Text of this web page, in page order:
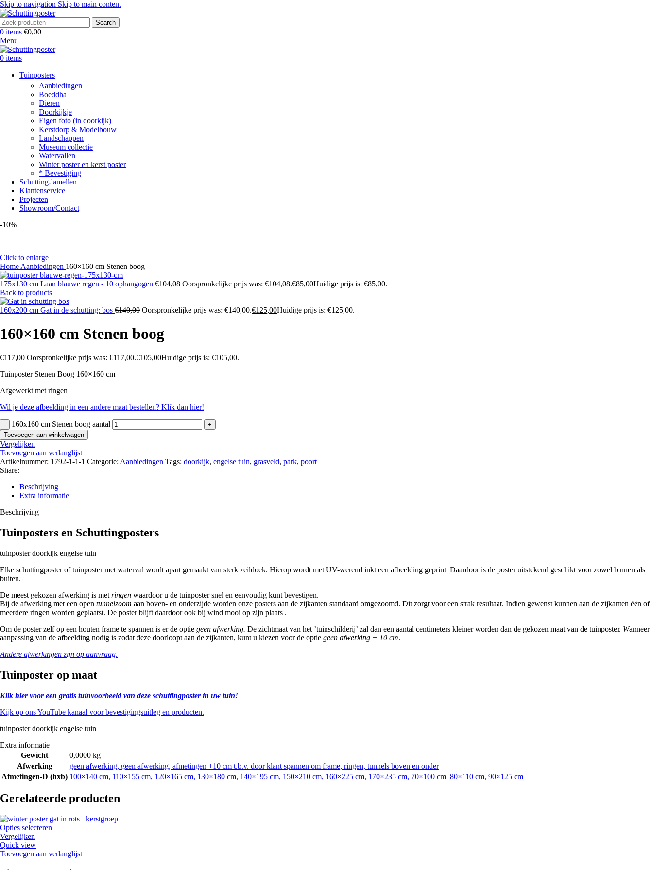
Skip to navigation Skip to main content
Search
0 items €0,00
Menu
0 items
Tuinposters
Aanbiedingen
Boeddha
Dieren
Doorkijkje
Eigen foto (in doorkijk)
Kerstdorp & Modelbouw
Landschappen
Museum collectie
Watervallen
Winter poster en kerst poster
* Bevestiging
Schutting-lamellen
Klantenservice
Projecten
Showroom/Contact
-10%
Click to enlarge
Home Aanbiedingen 160×160 cm Stenen boog
175x130 cm Laan blauwe regen - 10 ophangogen €104,08 Oorspronkelijke prijs was: €104,08.€85,00Huidige prijs is: €85,00.
Back to products
160x200 cm Gat in de schutting: bos €140,00 Oorspronkelijke prijs was: €140,00.€125,00Huidige prijs is: €125,00.
160×160 cm Stenen boog
€117,00 Oorspronkelijke prijs was: €117,00.€105,00Huidige prijs is: €105,00.
Tuinposter Stenen Boog 160×160 cm
Afgewerkt met ringen
Wil je deze afbeelding in een andere maat bestellen? Klik dan hier!
160x160 cm Stenen boog aantal
Toevoegen aan winkelwagen
Vergelijken
Toevoegen aan verlanglijst
Artikelnummer: 1792-1-1-1 Categorie: Aanbiedingen Tags: doorkijk, engelse tuin, grasveld, park, poort
Share:
Beschrijving
Extra informatie
Beschrijving
Tuinposters en Schuttingposters
tuinposter doorkijk engelse tuin
Elke schuttingposter of tuinposter met waterval wordt apart gemaakt van sterk zeildoek. Hierop wordt met UV-werend inkt een afbeelding geprint. Daardoor is de poster uitstekend geschikt voor zowel binnen als
buiten.
De meest gekozen afwerking is met ringen waardoor u de tuinposter snel en eenvoudig kunt bevestigen.
Bij de afwerking met een open tunnelzoom aan boven- en onderzijde worden onze posters aan de zijkanten standaard omgezoomd. Dit zorgt voor een strak resultaat. Indien gewenst kunnen aan de zijkanten één of
meerdere ringen worden geplaatst. De poster blijft daardoor ook bij wind mooi op zijn plaats .
Om de poster zelf op een houten frame te spannen is er de optie geen afwerking. De zichtmaat van het ’tuinschilderij’ zal dan een aantal centimeters kleiner worden dan de gekozen maat van de tuinposter. Wanneer
aanpassing van de afbeelding nodig is zodat deze doorloopt aan de zijkanten, kunt u kiezen voor de optie geen afwerking + 10 cm.
Andere afwerkingen zijn op aanvraag.
Tuinposter op maat
Klik hier voor een gratis tuinvoorbeeld van deze schuttingposter in uw tuin!
Kijk op ons YouTube kanaal voor bevestigingsuitleg en producten.
tuinposter doorkijk engelse tuin
Extra informatie
Gewicht
0,0000 kg
Afwerking
geen afwerking, geen afwerking, afmetingen +10 cm t.b.v. door klant spannen om frame, ringen, tunnels boven en onder
Afmetingen-D (hxb) 100×140 cm, 110×155 cm, 120×165 cm, 130×180 cm, 140×195 cm, 150×210 cm, 160×225 cm, 170×235 cm, 70×100 cm, 80×110 cm, 90×125 cm
Gerelateerde producten
Opties selecteren
Vergelijken
Quick view
Toevoegen aan verlanglijst